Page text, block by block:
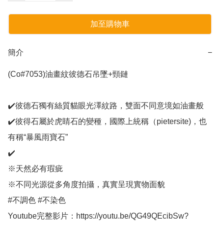
加至購物車
簡介 −
(Co#7053)油畫紋彼德石吊墜+頸鏈
✔️彼德石獨有絲質貓眼光澤紋路，雙面不同意境如油畫般
✔️彼得石屬於虎睛石的變種，國際上統稱（pietersite)，也
有稱“暴風雨寶石”
✔️
※天然必有瑕疵
※不同光源從多角度拍攝，真實呈現實物面貌
#不調色 #不染色
Youtube完整影片：https://youtu.be/QG49QEcibSw?